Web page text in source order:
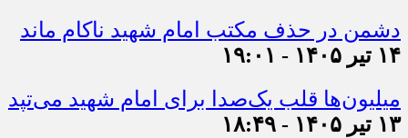
دشمن در حذف مکتب امام شهید ناکام ماند
۱۴ تیر ۱۴۰۵ - ۱۹:۰۱
میلیون‌ها قلب یک‌صدا برای امام شهید می‌تپد
۱۳ تیر ۱۴۰۵ - ۱۸:۴۹